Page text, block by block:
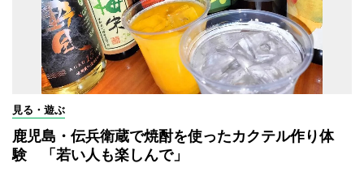
見る・遊ぶ
鹿児島・伝兵衛蔵で焼酎を使ったカクテル作り体
験 「若い人も楽しんで」